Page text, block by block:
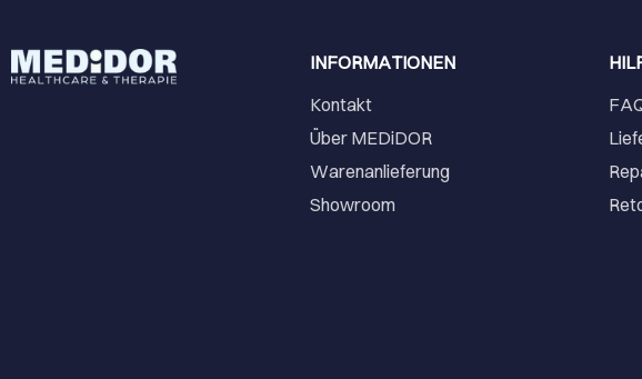
INFORMATIONEN
Kontakt
Über MEDiDOR
Warenanlieferung
Showroom